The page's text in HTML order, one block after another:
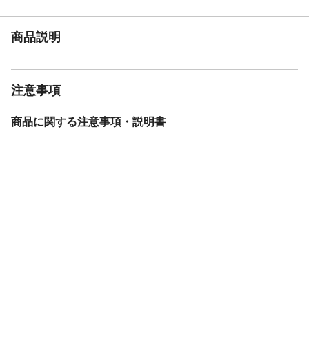
商品説明
注意事項
商品に関する注意事項・説明書